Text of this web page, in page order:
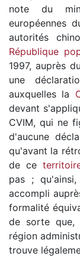
note du
européennes
autorités
République
1997, auprès du
une
auxquelles la
devant
CVIM, qui ne
d'aucune
qu'avant la
de ce
pas ;
accompli
formalité
de sorte que,
région
trouve